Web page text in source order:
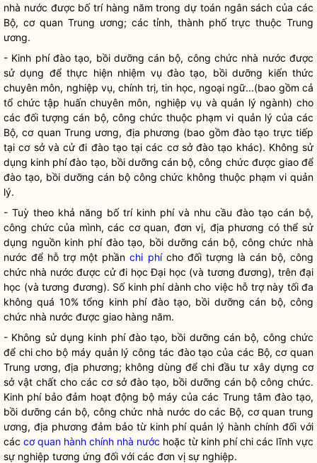
nhà nước được bố trí hàng năm trong dự toán ngân sách của các
Bộ, cơ quan Trung ương; các tỉnh, thành phố trực thuộc Trung
ương.
- Kinh phí đào tạo, bồi dưỡng cán bộ, công chức nhà nước được
sử dụng để thực hiện nhiệm vụ đào tạo, bồi dưỡng kiến thức
chuyên môn, nghiệp vụ, chính trị, tin học, ngoại ngữ...(bao gồm cả
tổ chức tập huấn chuyên môn, nghiệp vụ và quản lý ngành) cho
các đối tượng cán bộ, công chức thuộc phạm vi quản lý của các
Bộ, cơ quan Trung ương, địa phương (bao gồm đào tạo trực tiếp
tại cơ sở và cử đi đào tạo tại các cơ sở đào tạo khác). Không sử
dụng kinh phí đào tạo, bồi dưỡng cán bộ, công chức được giao để
đào tạo, bồi dưỡng cán bộ công chức không thuộc phạm vi quản
lý.
- Tuỳ theo khả năng bố trí kinh phí và nhu cầu đào tạo cán bộ,
công chức của mình, các cơ quan, đơn vị, địa phương có thể sử
dụng nguồn kinh phí đào tạo, bồi dưỡng cán bộ, công chức nhà
nước để hỗ trợ một phầnchi phícho đối tượng là cán bộ, công
chức nhà nước được cử đi học Đại học (và tương đương), trên đại
học (và tương đương). Số kinh phí dành cho việc hỗ trợ này tối đa
không quá 10% tổng kinh phí đào tạo, bồi dưỡng cán bộ, công
chức nhà nước được giao hàng năm.
- Không sử dụng kinh phí đào tạo, bồi dưỡng cán bộ, công chức
để chi cho bộ máy quản lýcông tác đào tạo của các Bộ, cơ quan
Trung ương, địa phương; không dùng để chi đầu tư xây dựng cơ
sở vật chất cho các cơ sở đào tạo, bồi dưỡng cán bộ công chức.
Kinh phí bảo đảm hoạt động bộ máy của các Trung tâm đào tạo,
bồi dưỡng cán bộ, công chức nhà nước do các Bộ, cơ quan trung
ương, địa phương đảm bảo từ kinh phí quản lý hành chính đối với
các cơ quan hành chính nhà nước hoặc từ kinh phí chi các lĩnh vực
sự nghiệp tương ứng đối với các đơn vị sự nghiệp.